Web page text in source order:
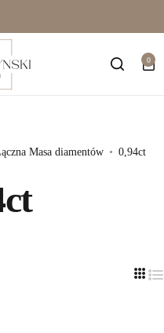
0
Masa diamentów 0,94ct